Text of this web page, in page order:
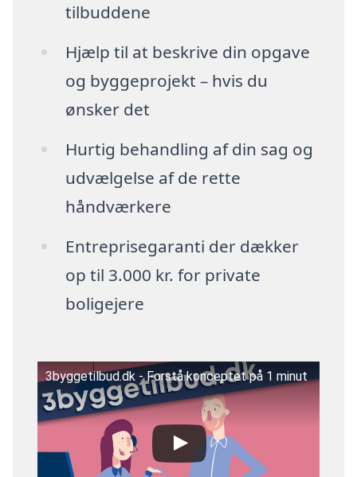
tilbuddene
Hjælp til at beskrive din opgave
og byggeprojekt – hvis du
ønsker det
Hurtig behandling af din sag og
udvælgelse af de rette
håndværkere
Entreprisegaranti der dækker
op til 3.000 kr. for private
boligejere
3byggetilbud.dk - Forstå konceptet på 1 minut